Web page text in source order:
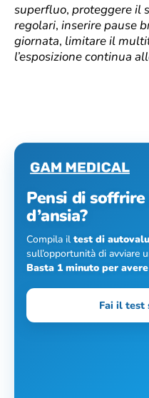
superfluo, proteggere il
regolari, inserire pause
giornata, limitare il
l’esposizione continua
Pensi di
d’ansia?
Compila il test di
sull’opportunità di avviare
Basta 1 minuto per
Fai il test